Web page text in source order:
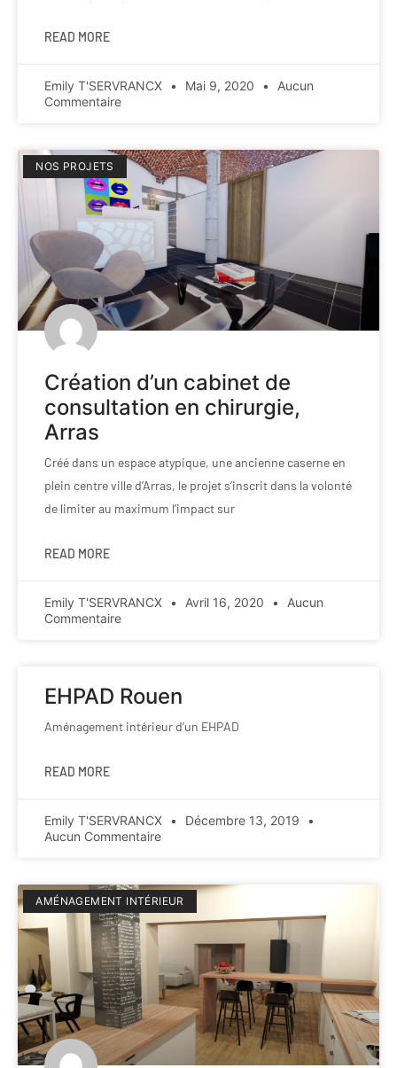
READ MORE
Emily T'SERVRANCX Mai 9, 2020
Aucun
Commentaire
NOS PROJETS
Création d’un cabinet de
consultation en chirurgie,
Arras
Créé dans un espace atypique, une ancienne caserne en
plein centre ville d’Arras, le projet s’inscrit dans la volonté
de limiter au maximum l’impact sur
READ MORE
Emily T'SERVRANCX Avril 16, 2020
Aucun
Commentaire
EHPAD Rouen
Aménagement intérieur d’un EHPAD
READ MORE
Emily T'SERVRANCX
Décembre 13, 2019
Aucun Commentaire
AMÉNAGEMENT INTÉRIEUR